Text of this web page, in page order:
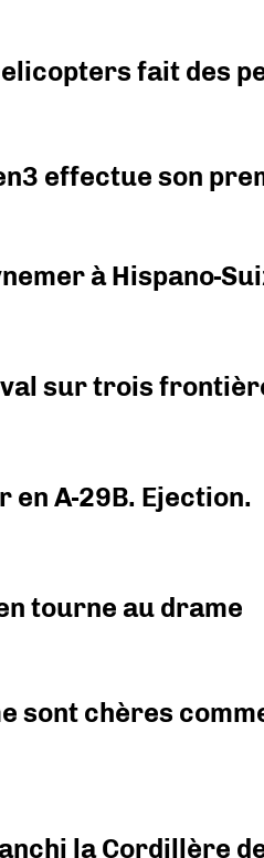
fait des
effectue son
à Hispano-
sur trois
en A-29B. Ejection.
tourne au drame
sont chères
la Cordillère